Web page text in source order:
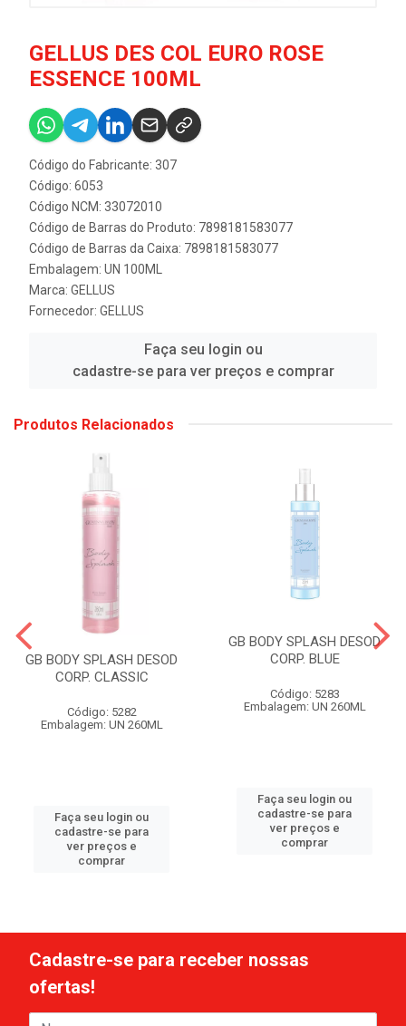
GELLUS DES COL EURO ROSE
ESSENCE 100ML
Código do Fabricante: 307
Código: 6053
Código NCM: 33072010
Código de Barras do Produto: 7898181583077
Código de Barras da Caixa: 7898181583077
Embalagem: UN 100ML
Marca: GELLUS
Fornecedor: GELLUS
Faça seu login ou
cadastre-se para ver preços e comprar
Produtos Relacionados
GB BODY SPLASH DESOD
CORP. CLASSIC
Código: 5282
Embalagem: UN 260ML
Faça seu login ou
cadastre-se para
ver preços e
comprar
GB BODY SPLASH DESOD
CORP. BLUE
Código: 5283
Embalagem: UN 260ML
Faça seu login ou
cadastre-se para
ver preços e
comprar
Cadastre-se para receber nossas
ofertas!